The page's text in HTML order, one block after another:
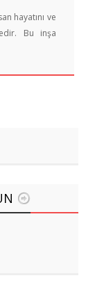
hayatını ve
Bu inşa